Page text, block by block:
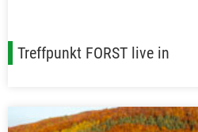
Treffpunkt FORST live in